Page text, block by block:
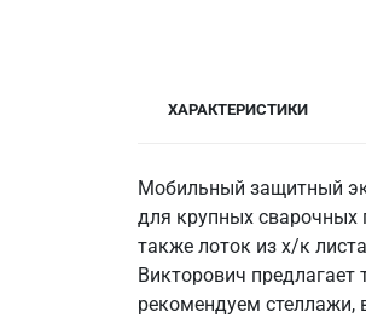
ХАРАКТЕРИСТИКИ
Мобильный защитный
для крупных сварочных
также лоток из х/к
Викторович
рекомендуем стеллажи,